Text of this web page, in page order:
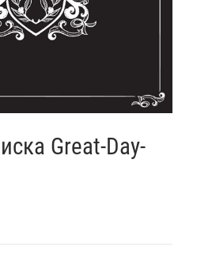
Great-Day-